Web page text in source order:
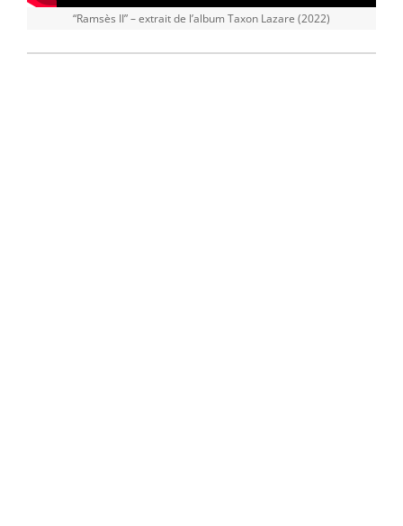
“Ramsès II” – extrait de l’album Taxon Lazare (2022)